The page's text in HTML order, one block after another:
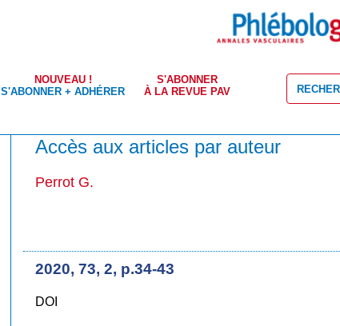
NOUVEAU !
S'ABONNER + ADHÉRER
S'ABONNER
À LA REVUE PAV
Accès aux articles par auteur
Perrot G.
2020, 73, 2, p.34-43
DOI